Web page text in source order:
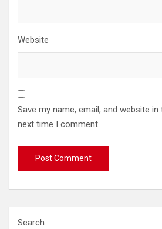
Website
Save my name, email, and website
next time I comment.
Search